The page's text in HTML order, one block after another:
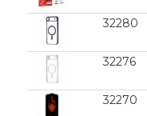
32280
32276
32270